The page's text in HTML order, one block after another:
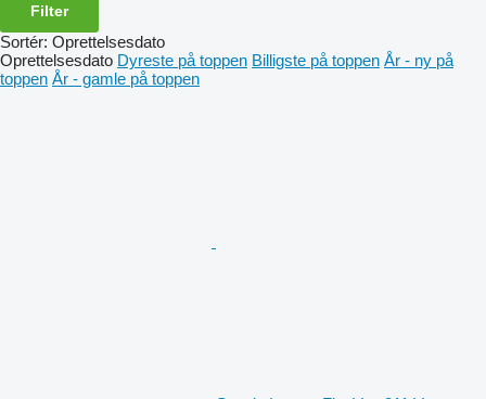
Filter
Sortér: Oprettelsesdato
Oprettelsesdato Dyreste på toppen Billigste på toppen År - ny på
toppen År - gamle på toppen